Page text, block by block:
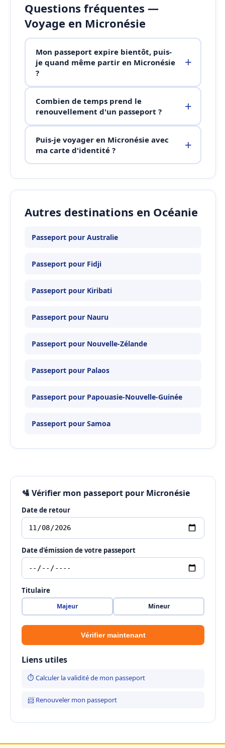
Questions fréquentes —
Voyage en Micronésie
Mon passeport expire bientôt, puis-
je quand même partir en Micronésie
?
Combien de temps prend le
renouvellement d'un passeport ?
Puis-je voyager en Micronésie avec
ma carte d'identité ?
Autres destinations en Océanie
Passeport pour Australie
Passeport pour Fidji
Passeport pour Kiribati
Passeport pour Nauru
Passeport pour Nouvelle-Zélande
Passeport pour Palaos
Passeport pour Papouasie-Nouvelle-Guinée
Passeport pour Samoa
🛂 Vérifier mon passeport pour Micronésie
Date de retour
Date d'émission de votre passeport
Titulaire
Majeur Mineur
Vérifier maintenant
Liens utiles
⏱ Calculer la validité de mon passeport
📨 Renouveler mon passeport